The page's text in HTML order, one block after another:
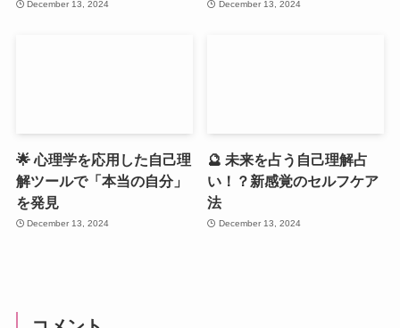
December 13, 2024 December 13, 2024
🌟 心理学を応用した自己理
解ツールで「本当の自分」
を発見
December 13, 2024
🔮 未来を占う自己理解占
い！？新感覚のセルフケア
法
December 13, 2024